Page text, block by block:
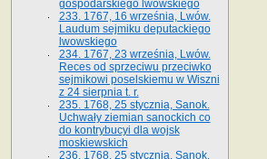
gospodarskiego lwowskiego
233. 1767, 16 września, Lwów.
Laudum sejmiku deputackiego
lwowskiego
234. 1767, 23 września, Lwów.
Reces od sprzeciwu przeciwko
sejmikowi poselskiemu w Wiszni
z 24 sierpnia t. r.
235. 1768, 25 stycznia, Sanok.
Uchwały ziemian sanockich co
do kontrybucyi dla wojsk
moskiewskich
236. 1768, 25 stycznia, Sanok.